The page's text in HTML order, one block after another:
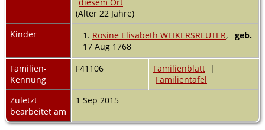
(Alter 22 Jahre)
Kinder
1. Rosine Elisabeth WEIKERSREUTER, geb.
17 Aug 1768
Familien-
Kennung
F41106 Familienblatt |
Familientafel
Zuletzt
bearbeitet am
1 Sep 2015